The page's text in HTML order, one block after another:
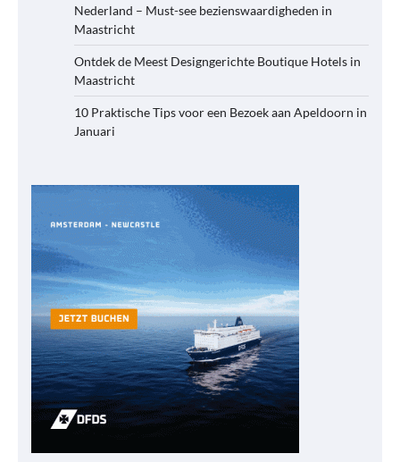
Nederland – Must-see bezienswaardigheden in
Maastricht
Ontdek de Meest Designgerichte Boutique Hotels in
Maastricht
10 Praktische Tips voor een Bezoek aan Apeldoorn in
Januari